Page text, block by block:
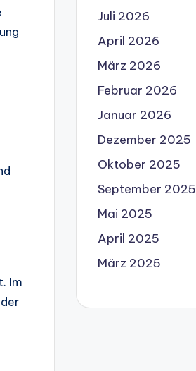
Im
Juli 2026
April 2026
März 2026
Februar 2026
Januar 2026
Dezember 2025
Oktober 2025
September 2025
Mai 2025
April 2025
März 2025